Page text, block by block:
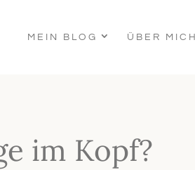
MEIN BLOG ÜBER MICH
im Kopf?